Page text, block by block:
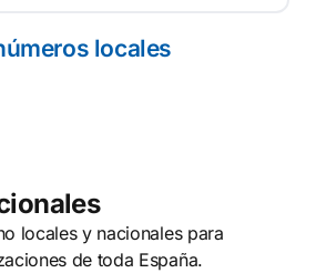
locales
locales y nacionales para
de toda España.